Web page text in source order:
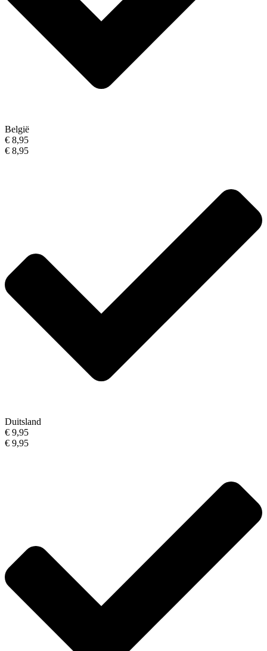
België
€ 8,95
€ 8,95
Duitsland
€ 9,95
€ 9,95